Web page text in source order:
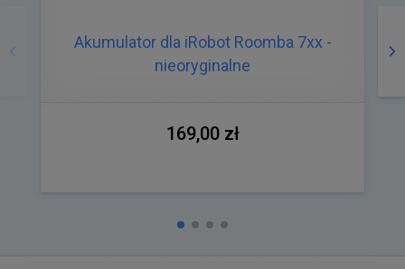
Akumulator dla iRobot Roomba 7xx -
nieoryginalne
169,00 zł